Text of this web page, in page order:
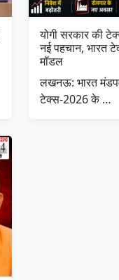
योगी सरकार की
नई पहचान, भारत
मॉडल
लखनऊ: भारत
टेक्स-2026 के …